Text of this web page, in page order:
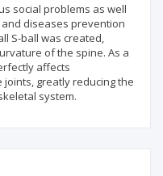
social problems as well
diseases prevention
S-ball was created,
of the spine. As a
affects
greatly reducing the
system.